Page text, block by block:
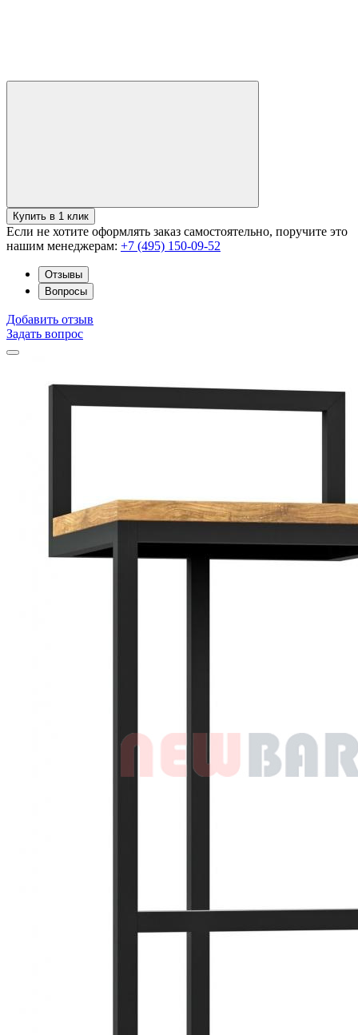
Купить в 1 клик
Если не хотите оформлять заказ самостоятельно, поручите это
нашим менеджерам: +7 (495) 150-09-52
Отзывы
Вопросы
Добавить отзыв
Задать вопрос